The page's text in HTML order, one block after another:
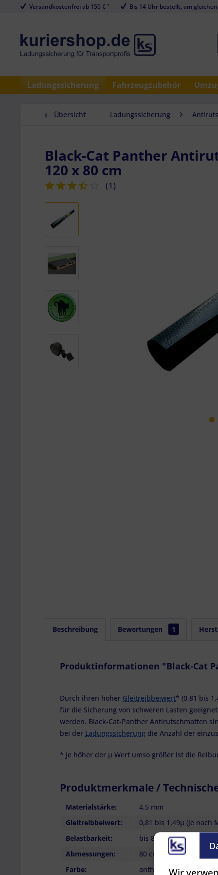
Versandkostenfrei ab 150 € ¹ Bis 14 Uhr bestellt, am
Ladungssicherung Fahrzeugzubehör
Übersicht Ladungssicherung
Black-Cat Panther
120 x 80 cm
(1 )
Beschreibung Bewertungen 1
Produktinformationen "Black-Cat
Durch ihren hoher Gleitreibbeiwert* (0,81 bis
für die Sicherung von schweren Lasten
werden. Black-Cat-Panther Antirutschmatten
bei der Ladungssicherung die Anzahl der
* Je höher der µ Wert umso größer ist die
Produktmerkmale /
Materialstärke:
4,5 mm
Gleitreibbeiwert:
0,81 bis 1,49µ (je nach
Belastbarkeit:
bis 82,5 Tonnen pro m²
Abmessungen:
80 cm x 120 cm
Farbe:
anthrazit Wir